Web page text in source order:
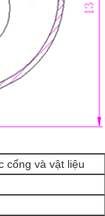
cổng và vật liệu